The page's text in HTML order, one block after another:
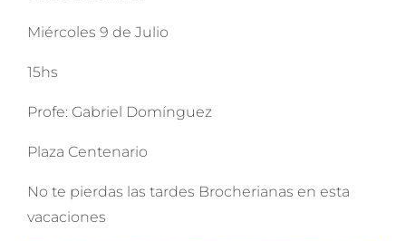
Miércoles 9 de Julio
15hs
Profe: Gabriel Domínguez
Plaza Centenario
No te pierdas las tardes Brocherianas en esta
vacaciones